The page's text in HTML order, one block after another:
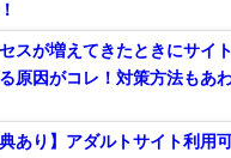
スが増えてきたときにサイ
原因がコレ！対策方法もあ
典あり】アダルトサイト利用